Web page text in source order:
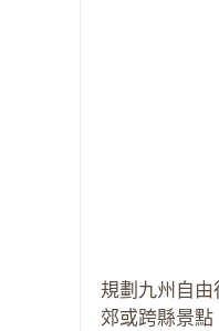
規劃九州自
郊或跨縣景點